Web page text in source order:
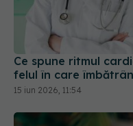
Ce spune ritmul
felul în care
15 iun 2026, 11:54